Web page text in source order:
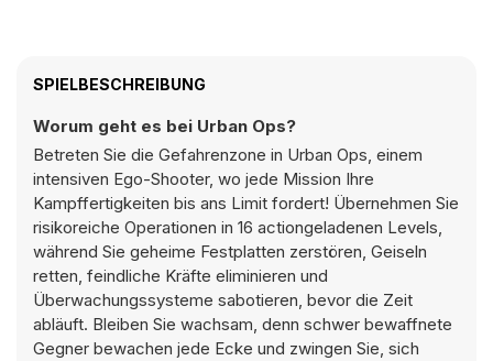
SPIELBESCHREIBUNG
Worum geht es bei Urban Ops?
Betreten Sie die Gefahrenzone in Urban Ops, einem
intensiven Ego-Shooter, wo jede Mission Ihre
Kampffertigkeiten bis ans Limit fordert! Übernehmen Sie
risikoreiche Operationen in 16 actiongeladenen Levels,
während Sie geheime Festplatten zerstören, Geiseln
retten, feindliche Kräfte eliminieren und
Überwachungssysteme sabotieren, bevor die Zeit
abläuft. Bleiben Sie wachsam, denn schwer bewaffnete
Gegner bewachen jede Ecke und zwingen Sie, sich